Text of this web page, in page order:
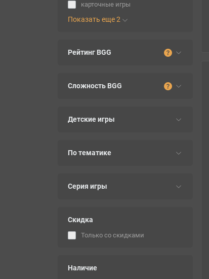
карточные игры
Показать еще 2
Рейтинг BGG
Сложность BGG
Детские игры
По тематике
Серия игры
Скидка
Только со cкидками
Наличие